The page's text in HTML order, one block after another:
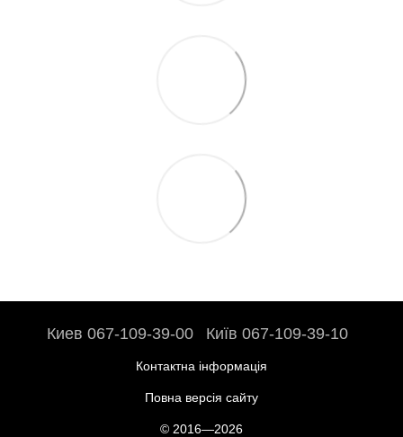
Киев 067-109-39-00 Київ 067-109-39-10
Контактна інформація
Повна версія сайту
© 2016—2026